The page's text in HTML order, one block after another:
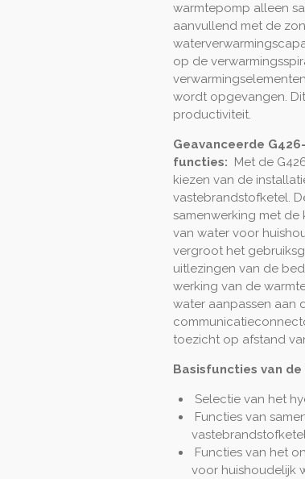
warmtepomp alleen
aanvullend met de
op de
wordt opgevangen.
productiviteit.
Geavanceerde
functies:
Met de
kiezen van de
vastebrandstofketel.
samenwerking met de
van water voor
vergroot het
uitlezingen van de
werking van de
water aanpassen aan
toezicht op afstand
Basisfuncties van
Selectie van het
Functies van
Functies van het
voor huishoudelijk